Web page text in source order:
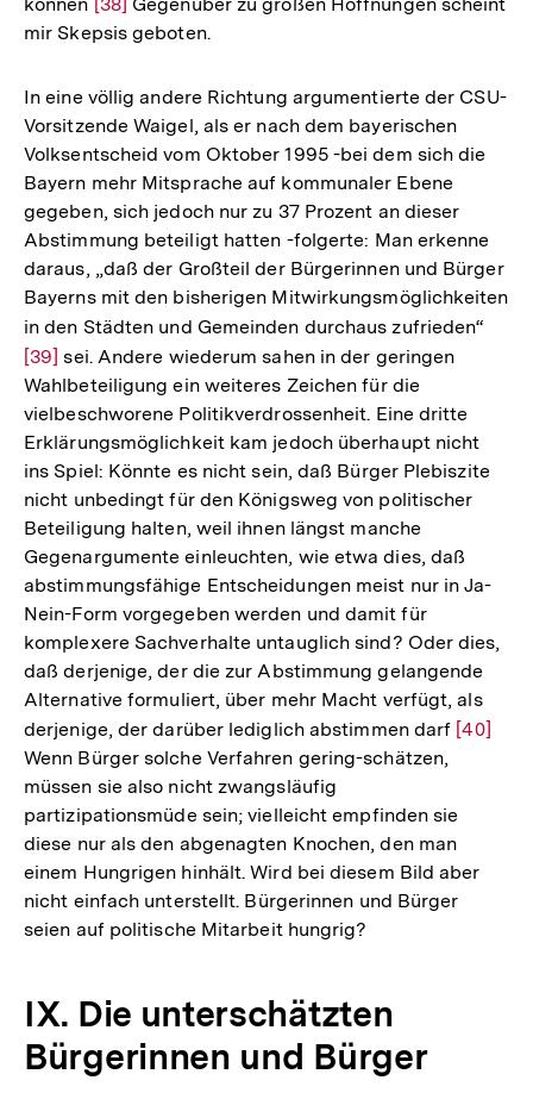
Fußnote
Auflösung
Fußnote
mir Skepsis geboten.
In eine völlig andere Richtung argumentierte der CSU-
Vorsitzende Waigel, als er nach dem bayerischen
Volksentscheid vom Oktober 1995 -bei dem sich die
Bayern mehr Mitsprache auf kommunaler Ebene
gegeben, sich jedoch nur zu 37 Prozent an dieser
Abstimmung beteiligt hatten -folgerte: Man erkenne
daraus, „daß der Großteil der Bürgerinnen und Bürger
Bayerns mit den bisherigen Mitwirkungsmöglichkeiten
in den Städten und Gemeinden durchaus zufrieden“
[39] sei. Andere wiederum sahen in der geringen
Wahlbeteiligung ein weiteres Zeichen für die
vielbeschworene Politikverdrossenheit. Eine dritte
Erklärungsmöglichkeit kam jedoch überhaupt nicht
ins Spiel: Könnte es nicht sein, daß Bürger Plebiszite
nicht unbedingt für den Königsweg von politischer
Beteiligung halten, weil ihnen längst manche
Gegenargumente einleuchten, wie etwa dies, daß
abstimmungsfähige Entscheidungen meist nur in Ja-
Nein-Form vorgegeben werden und damit für
komplexere Sachverhalte untauglich sind? Oder dies,
daß derjenige, der die zur Abstimmung gelangende
Alternative formuliert, über mehr Macht verfügt, als
derjenige, der darüber lediglich abstimmen darf Zur
Fußnote
[40]
Wenn Bürger solche Verfahren gering-schätzen,
müssen sie also nicht zwangsläufig
partizipationsmüde sein; vielleicht empfinden sie
diese nur als den abgenagten Knochen, den man
einem Hungrigen hinhält. Wird bei diesem Bild aber
nicht einfach unterstellt. Bürgerinnen und Bürger
seien auf politische Mitarbeit hungrig?
IX. Die unterschätzten
Bürgerinnen und Bürger